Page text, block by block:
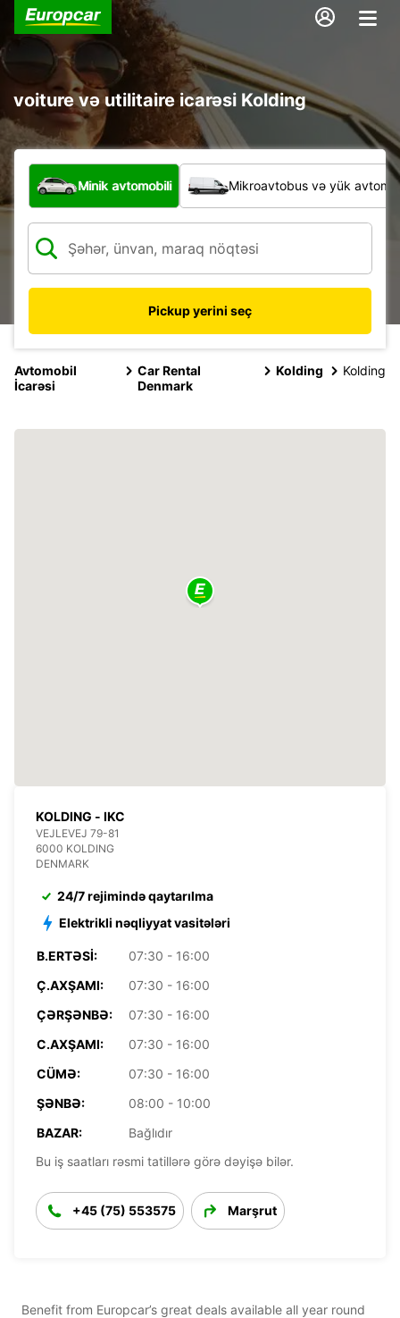
voiture və utilitaire icarəsi Kolding
Hansı növ nəqliyyat vasitəsi?
Minik avtomobili Mikroavtobus və yük
Pickup yerini seç
Avtomobil
İcarəsi
Car Rental
Denmark
Kolding Kolding
KOLDING - IKC
VEJLEVEJ 79-81
6000 KOLDING
DENMARK
24/7 rejimində qaytarılma
Elektrikli nəqliyyat vasitələri
B.ERTƏSI:
07:30 - 16:00
Ç.AXŞAMI:
07:30 - 16:00
ÇƏRŞƏNBƏ:
07:30 - 16:00
C.AXŞAMI:
07:30 - 16:00
CÜMƏ:
07:30 - 16:00
ŞƏNBƏ:
08:00 - 10:00
BAZAR:
Bağlıdır
Bu iş saatları rəsmi tatillərə görə dəyişə bilər.
+45 (75) 553575 Marşrut
Benefit from Europcar’s great deals available all year round